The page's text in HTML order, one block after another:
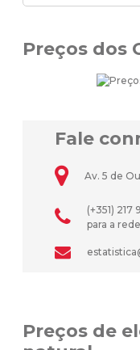
Preços dos
Fale
Av. 5 de
(+351)
para a
Preços de